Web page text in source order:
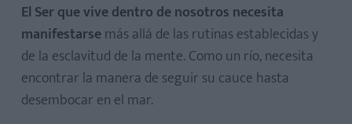
El Ser que vive dentro de nosotros necesita
manifestarsemás allá de las rutinas establecidas y
de la esclavitud de la mente. Como un río, necesita
encontrar la manera de seguir su cauce hasta
desembocar en el mar.